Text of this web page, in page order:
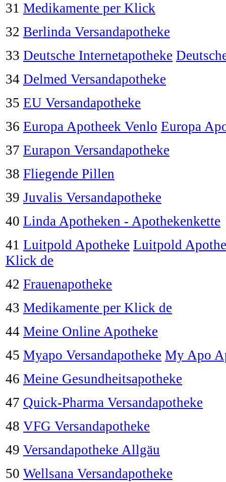
31 Medikamente per Klick
32 Berlinda Versandapotheke
33 Deutsche Internetapotheke
34 Delmed Versandapotheke
35 EU Versandapotheke
36 Europa Apotheek Venlo Europa
37 Eurapon Versandapotheke
38 Fliegende Pillen
39 Juvalis Versandapotheke
40 Linda Apotheken - Apothekenkette
41 Luitpold Apotheke Luitpold
Klick de
42 Frauenapotheke
43 Medikamente per Klick de
44 Meine Online Apotheke
45 Myapo Versandapotheke My Apo
46 Meine Gesundheitsapotheke
47 Quick-Pharma Versandapotheke
48 VFG Versandapotheke
49 Versandapotheke Allgäu
50 Wellsana Versandapotheke